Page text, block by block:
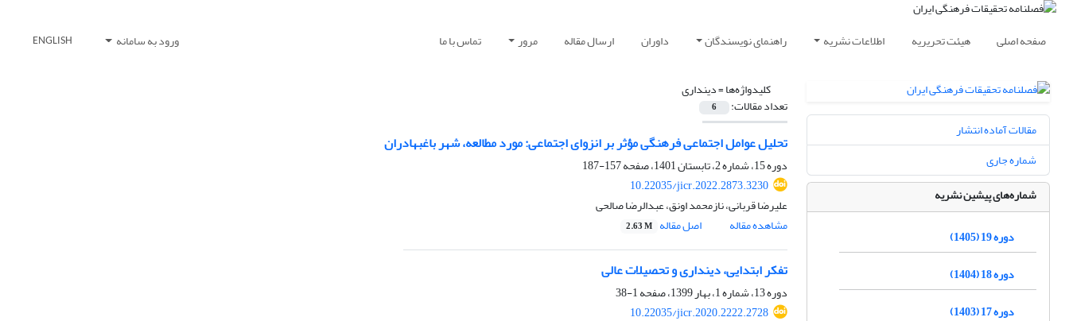
صفحه اصلی هیئت تحریریه اطلاعات نشریه راهنمای نویسندگان داوران ارسال مقاله مرور تماس با ما ورود به سامانه ENGLISH
کلیدواژه‌ها =دینداری
تعداد مقالات: 6
تحلیل عوامل اجتماعی فرهنگی مؤثر بر انزوای اجتماعی: مورد مطالعه، شهر باغبهادران
دوره 15، شماره 2، تابستان 1401، صفحه
157-187
10.22035/jicr.2022.2873.3230
علیرضا قربانی، نازمحمد اونق، عبدالرضا صالحی
مشاهده مقاله
اصل مقاله 2.63 M
تفکر ابتدایی، دینداری و تحصیلات عالی
دوره 13، شماره 1، بهار 1399، صفحه
1-38
10.22035/jicr.2020.2222.2728
مقالات آماده انتشار
شماره جاری
شماره‌های پیشین نشریه
دوره 19 (1405)
دوره 18 (1404)
دوره 17 (1403)